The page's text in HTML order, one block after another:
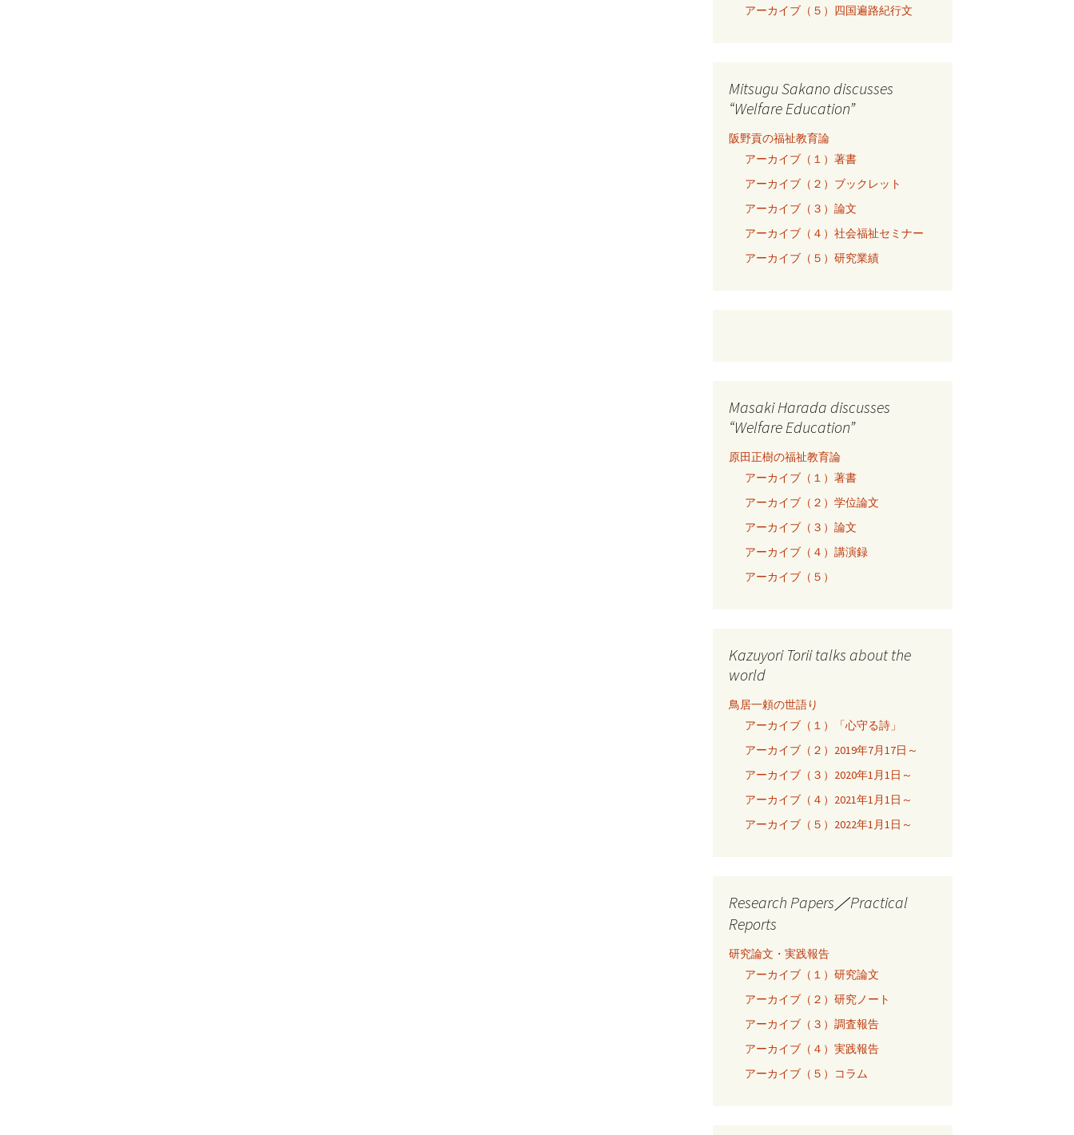
アーカイブ（５）四国遍路紀行文
Mitsugu Sakano discusses
“Welfare Education”
阪野貢の福祉教育論
アーカイブ（１）著書
アーカイブ（２）ブックレット
アーカイブ（３）論文
アーカイブ（４）社会福祉セミナー
アーカイブ（５）研究業績
Masaki Harada discusses
“Welfare Education”
原田正樹の福祉教育論
アーカイブ（１）著書
アーカイブ（２）学位論文
アーカイブ（３）論文
アーカイブ（４）講演録
アーカイブ（５）
Kazuyori Torii talks about the
world
鳥居一頼の世語り
アーカイブ（１）「心守る詩」
アーカイブ（２）2019年7月17日～
アーカイブ（３）2020年1月1日～
アーカイブ（４）2021年1月1日～
アーカイブ（５）2022年1月1日～
Research Papers／Practical
Reports
研究論文・実践報告
アーカイブ（１）研究論文
アーカイブ（２）研究ノート
アーカイブ（３）調査報告
アーカイブ（４）実践報告
アーカイブ（５）コラム